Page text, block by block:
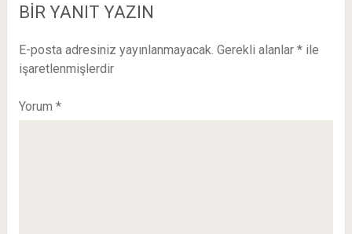
BIR YANIT YAZIN
E-posta adresiniz yayınlanmayacak. Gerekli alanlar *ile
işaretlenmişlerdir
Yorum *